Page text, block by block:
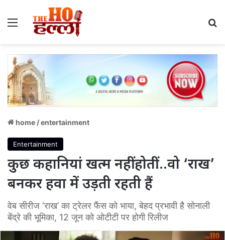
Menu
home /entertainment
Entertainment
कुछ कहानियां खत्म नहीं होतीं…वो ‘राख’
बनकर हवा में उड़ती रहती हैं
वेब सीरीज ‘राख’ का ट्रेलर फैंस को भाया, बेहद प्रभावी है सोनाली
बेंद्रे की भूमिका, 12 जून को ओटीटी पर होगी रिलीज